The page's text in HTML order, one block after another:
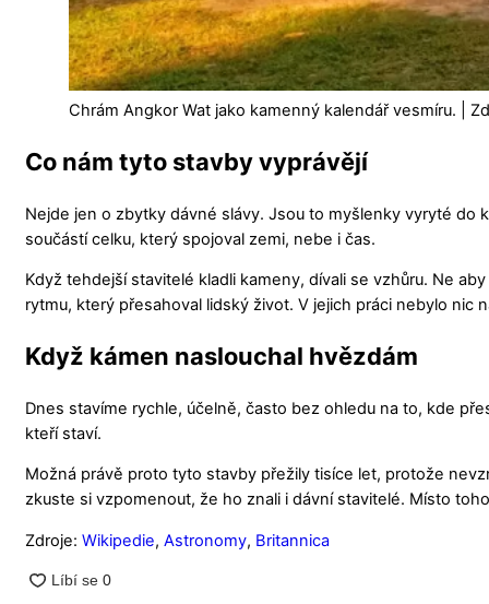
Chrám Angkor Wat jako kamenný kalendář vesmíru. |
Co nám tyto stavby vyprávějí
Nejde jen o zbytky dávné slávy. Jsou to myšlenky vyryté do
součástí celku, který spojoval zemi, nebe i čas.
Když tehdejší stavitelé kladli kameny, dívali se vzhůru. Ne
rytmu, který přesahoval lidský život. V jejich práci nebylo
Když kámen naslouchal hvězdám
Dnes stavíme rychle, účelně, často bez ohledu na to, kde
kteří staví.
Možná právě proto tyto stavby přežily tisíce let, protože
zkuste si vzpomenout, že ho znali i dávní stavitelé. Místo
Zdroje: Wikipedie, Astronomy, Britannica